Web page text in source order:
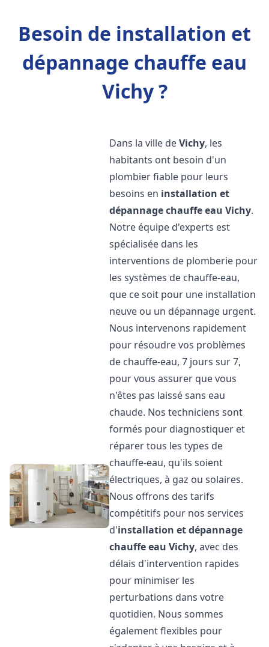
Besoin de installation et
dépannage chauffe eau
Vichy ?
Dans la ville deVichy, les
habitants ont besoin d'un
plombier fiable pour leurs
besoins en installation et
dépannage chauffe eau Vichy.
Notre équipe d'experts est
spécialisée dans les
interventions de plomberie pour
les systèmes de chauffe-eau,
que ce soit pour une installation
neuve ou un dépannage urgent.
Nous intervenons rapidement
pour résoudre vos problèmes
de chauffe-eau, 7 jours sur 7,
pour vous assurer que vous
n'êtes pas laissé sans eau
chaude. Nos techniciens sont
formés pour diagnostiquer et
réparer tous les types de
chauffe-eau, qu'ils soient
électriques, à gaz ou solaires.
Nous offrons des tarifs
compétitifs pour nos services
d'installation et dépannage
chauffe eau Vichy, avec des
délais d'intervention rapides
pour minimiser les
perturbations dans votre
quotidien. Nous sommes
également flexibles pour